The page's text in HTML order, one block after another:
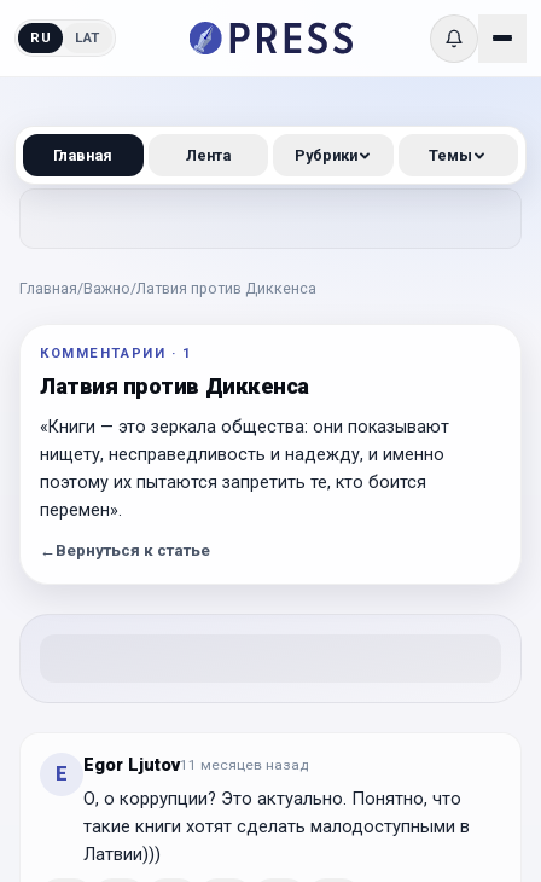
RU LAT
Главная/Важно/Латвия против Диккенса
КОММЕНТАРИИ · 1
Латвия против Диккенса
«Книги — это зеркала общества: они показывают
нищету, несправедливость и надежду, и именно
поэтому их пытаются запретить те, кто боится
перемен».
← Вернуться к статье
E Egor Ljutov11 месяцев назад
О, о коррупции? Это актуально. Понятно, что
такие книги хотят сделать малодоступными в
Латвии)))
Главная Лента Рубрики Темы